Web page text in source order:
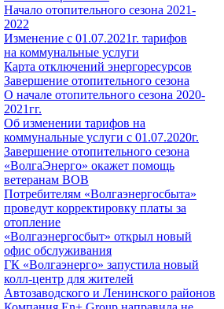
Начало отопительного сезона 2021-
2022
Изменение с 01.07.2021г. тарифов
на коммунальные услуги
Карта отключений энергоресурсов
Завершение отопительного сезона
О начале отопительного сезона 2020-
2021гг.
Об изменении тарифов на
коммунальные услуги с 01.07.2020г.
Завершение отопительного сезона
«ВолгаЭнерго» окажет помощь
ветеранам ВОВ
Потребителям «Волгаэнергосбыта»
проведут корректировку платы за
отопление
«Волгаэнергосбыт» открыл новый
офис обслуживания
ГК «Волгаэнерго» запустила новый
колл-центр для жителей
Автозаводского и Ленинского районов